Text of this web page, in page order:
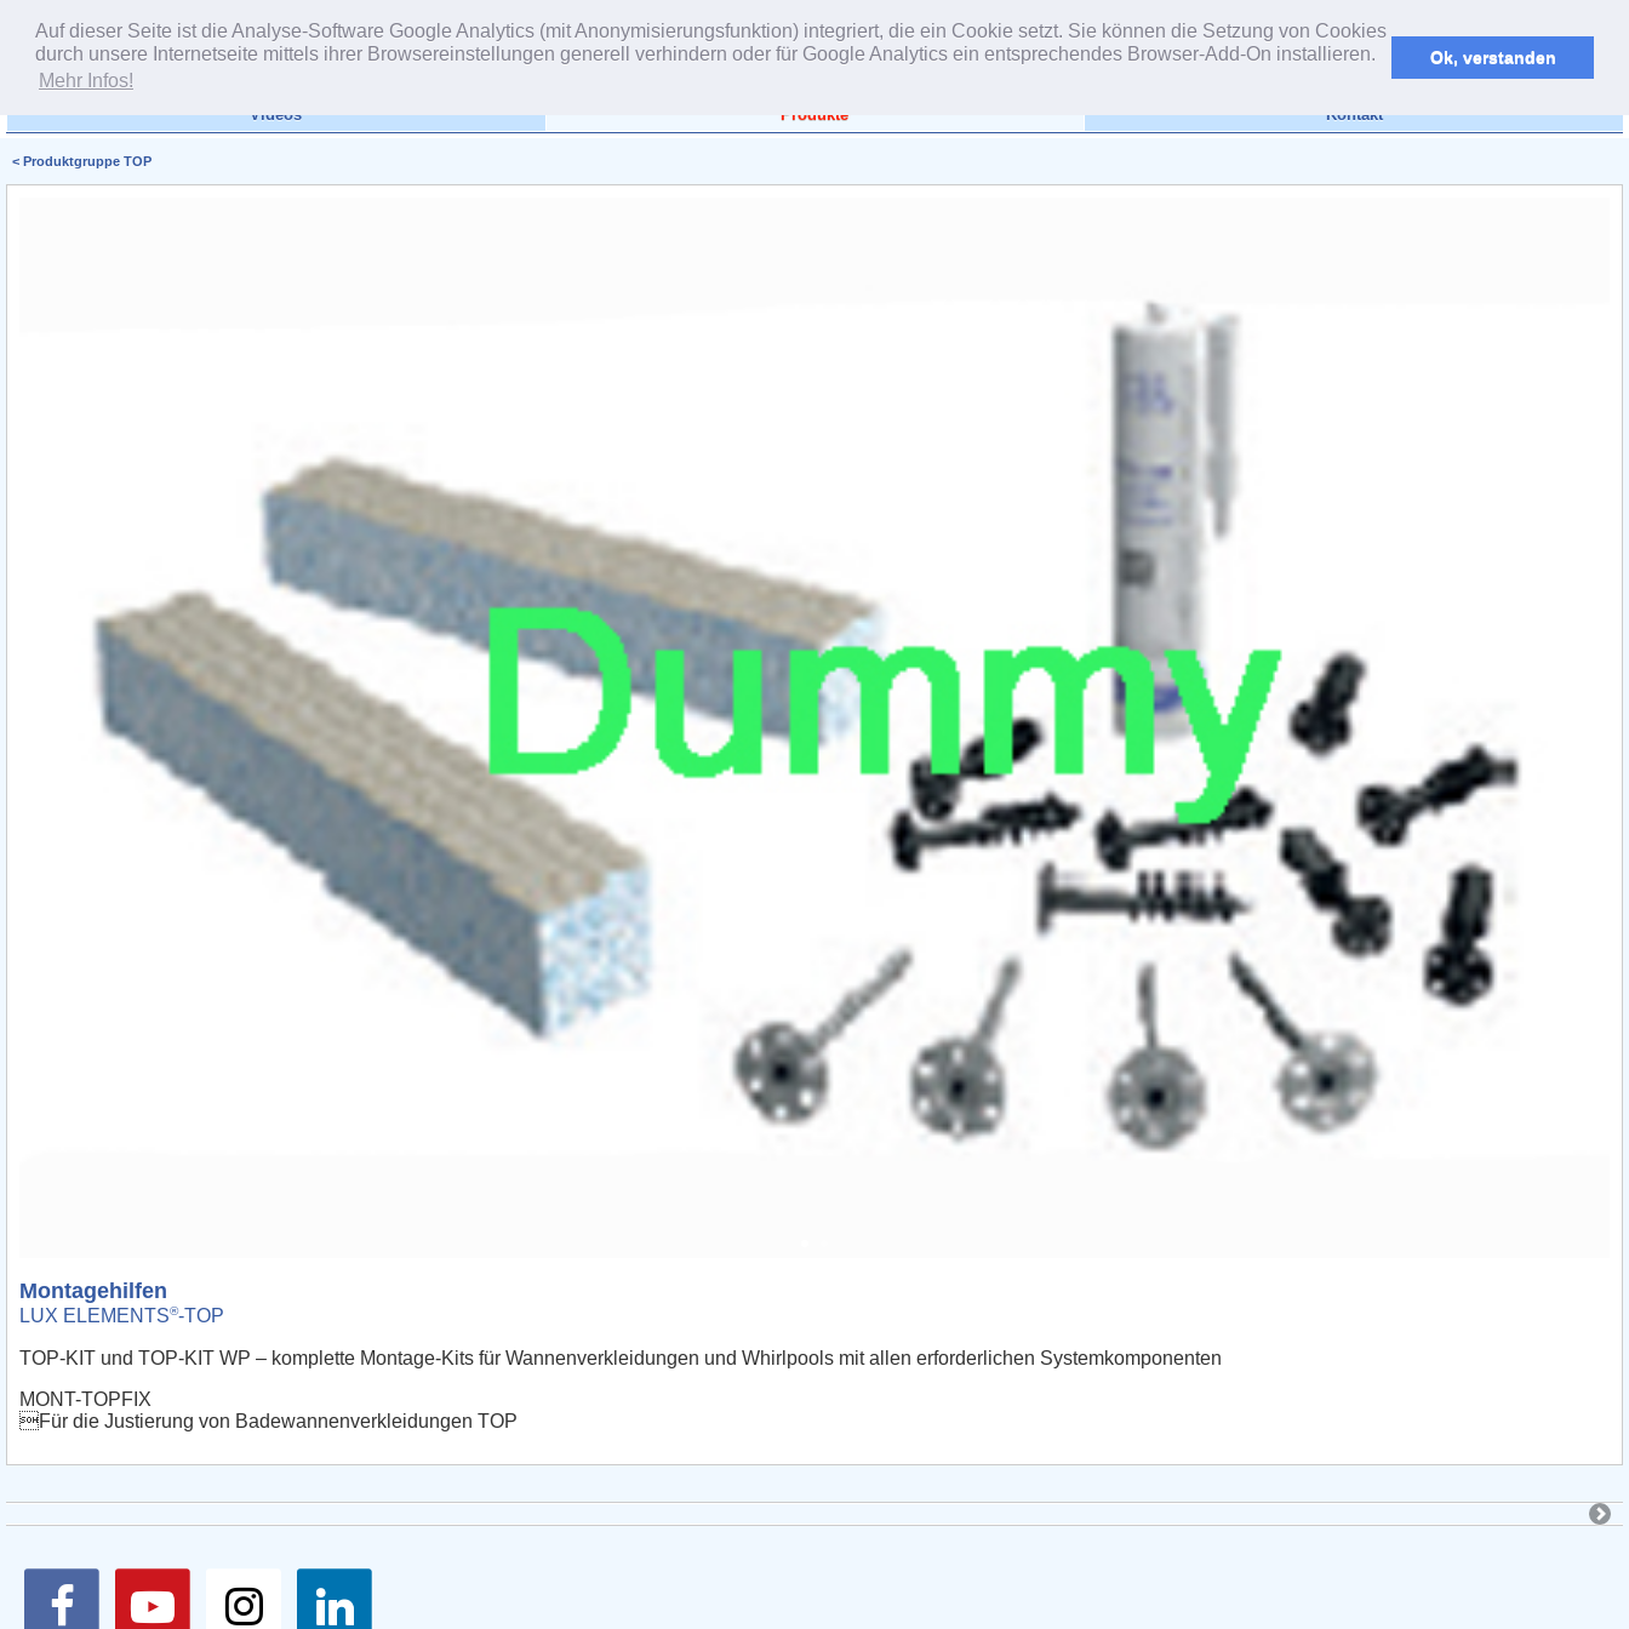
Auf dieser Seite ist die Analyse-Software Google Analytics (mit Anonymisierungsfunktion) integriert, die ein Cookie setzt. Sie können die Setzung von Cookies
durch unsere Internetseite mittels ihrer Browsereinstellungen generell verhindern oder für Google Analytics ein entsprechendes Browser-Add-On installieren.
Mehr Infos!
Ok, verstanden
Videos Produkte Kontakt
< Produktgruppe TOP
Montagehilfen
LUX ELEMENTS®-TOP
TOP-KIT und TOP-KIT WP – komplette Montage-Kits für Wannenverkleidungen und Whirlpools mit allen erforderlichen Systemkomponenten
MONT-TOPFIX
Für die Justierung von Badewannenverkleidungen TOP